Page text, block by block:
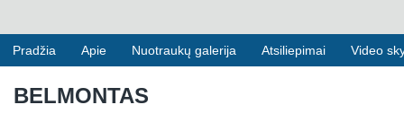
Pradžia Apie Nuotraukų galerija Atsiliepimai Video
BELMONTAS